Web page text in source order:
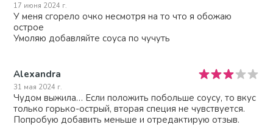
17 июня 2024 г.
У меня сгорело очко несмотря на то что я обожаю
острое
Умоляю добавляйте соуса по чучуть
Alexandra
31 мая 2024 г.
Чудом выжила… Если положить побольше соусу, то вкус
только горько-острый, вторая специя не чувствуется.
Попробую добавить меньше и отредактирую отзыв.